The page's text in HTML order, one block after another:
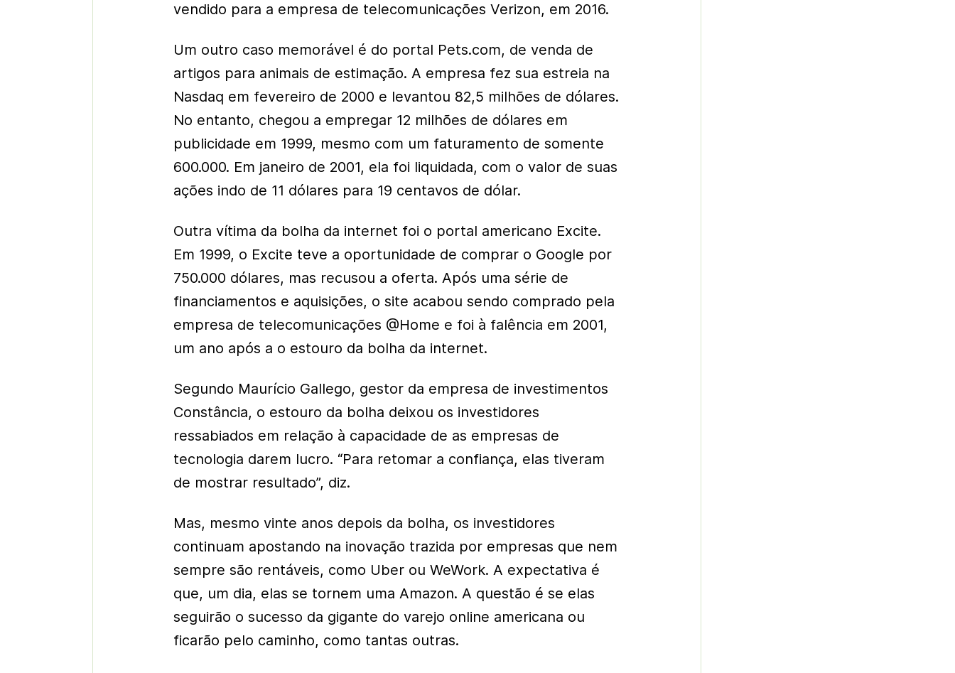
vendido para a empresa de telecomunicações Verizon, em 2016.
Um outro caso memorável é do portal Pets.com, de venda de
artigos para animais de estimação. A empresa fez sua estreia na
Nasdaq em fevereiro de 2000 e levantou 82,5 milhões de dólares.
No entanto, chegou a empregar 12 milhões de dólares em
publicidade em 1999, mesmo com um faturamento de somente
600.000. Em janeiro de 2001, ela foi liquidada, com o valor de suas
ações indo de 11 dólares para 19 centavos de dólar.
Outra vítima da bolha da internet foi o portal americano Excite.
Em 1999, o Excite teve a oportunidade de comprar o Google por
750.000 dólares, mas recusou a oferta. Após uma série de
financiamentos e aquisições, o site acabou sendo comprado pela
empresa de telecomunicações @Home e foi à falência em 2001,
um ano após a o estouro da bolha da internet.
Segundo Maurício Gallego, gestor da empresa de investimentos
Constância, o estouro da bolha deixou os investidores
ressabiados em relação à capacidade de as empresas de
tecnologia darem lucro. “Para retomar a confiança, elas tiveram
de mostrar resultado”, diz.
Mas, mesmo vinte anos depois da bolha, os investidores
continuam apostando na inovação trazida por empresas que nem
sempre são rentáveis, como Uber ou WeWork. A expectativa é
que, um dia, elas se tornem uma Amazon. A questão é se elas
seguirão o sucesso da gigante do varejo online americana ou
ficarão pelo caminho, como tantas outras.